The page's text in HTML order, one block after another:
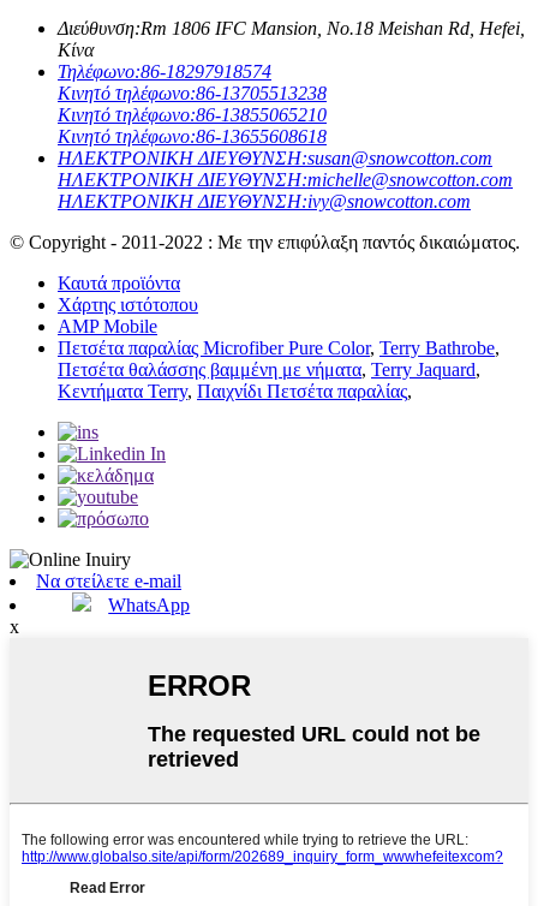
Διεύθυνση:Rm 1806 IFC Mansion, No.18 Meishan Rd, Hefei,
Κίνα
Τηλέφωνο:86-18297918574
Κινητό τηλέφωνο:86-13705513238
Κινητό τηλέφωνο:86-13855065210
Κινητό τηλέφωνο:86-13655608618
ΗΛΕΚΤΡΟΝΙΚΗ ΔΙΕΥΘΥΝΣΗ:susan@snowcotton.com
ΗΛΕΚΤΡΟΝΙΚΗ ΔΙΕΥΘΥΝΣΗ:michelle@snowcotton.com
ΗΛΕΚΤΡΟΝΙΚΗ ΔΙΕΥΘΥΝΣΗ:ivy@snowcotton.com
© Copyright - 2011-2022 : Με την επιφύλαξη παντός δικαιώματος.
Καυτά προϊόντα
Χάρτης ιστότοπου
AMP Mobile
Πετσέτα παραλίας Microfiber Pure Color, Terry Bathrobe,
Πετσέτα θαλάσσης βαμμένη με νήματα, Terry Jaquard,
Κεντήματα Terry, Παιχνίδι Πετσέτα παραλίας,
Να στείλετε e-mail
WhatsApp
x